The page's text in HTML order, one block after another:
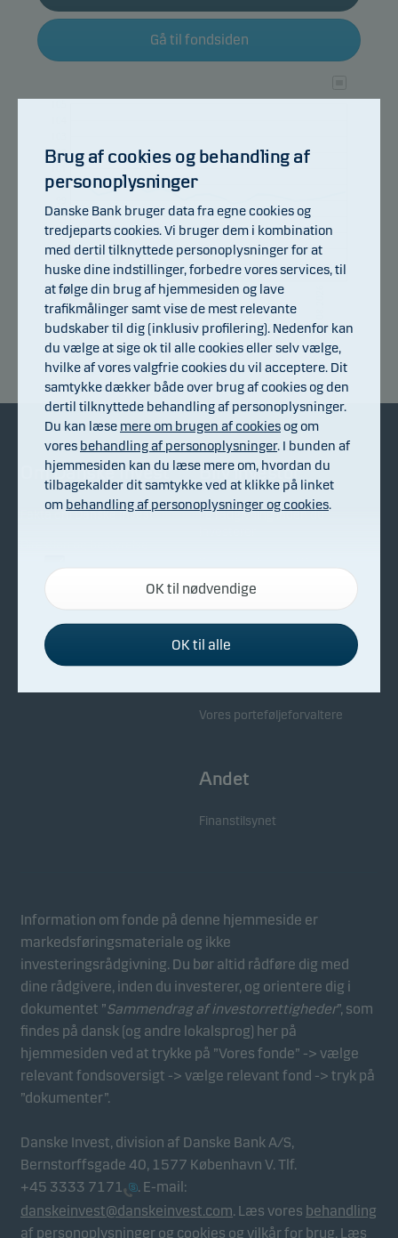
Gå til fondsiden
95
96
97
98
100
102
06.07.2026 10.07.2026 16.07.2026 22.07.2026 28.07.2026
Afkastindeks
Om Danske Invest
Fakta om Danske Invest
Generalforsamling
Bekæmpelse af økonomisk
kriminalitet
Bliv investor
Få rådgivning inden du
Kontakt os
Samarbejdspartnere
Vores porteføljeforvaltere
Andet
Finanstilsynet
Information om fonde på denne hjemmeside er
markedsføringsmateriale og ikke
investeringsrådgivning. Du bør altid rådføre dig med
dine rådgivere, inden du investerer, og orientere dig i
dokumentet ”Sammendrag af investorrettigheder”, som
findes på dansk (og andre lokalsprog) her på
hjemmesiden ved at trykke på ”Vores fonde” -> vælge
relevant fondsoversigt -> vælge relevant fond -> tryk på
”dokumenter”.
Danske Invest, division af Danske Bank A/S,
Bernstorffsgade 40, 1577 København V. Tlf.
+45 3333 7171
. E-mail:
danskeinvest@danskeinvest.com. Læs vores behandling
af personoplysninger og cookies og vilkår for brug. Læs
Brug af cookies og behandling af
personoplysninger
Danske Bank bruger data fra egne cookies og
tredjeparts cookies. Vi bruger dem i kombination
med dertil tilknyttede personoplysninger for at
huske dine indstillinger, forbedre vores services, til
at følge din brug af hjemmesiden og lave
trafikmålinger samt vise de mest relevante
budskaber til dig (inklusiv profilering). Nedenfor kan
du vælge at sige ok til alle cookies eller selv vælge,
hvilke af vores valgfrie cookies du vil acceptere. Dit
samtykke dækker både over brug af cookies og den
dertil tilknyttede behandling af personoplysninger.
Du kan læse mere om brugen af cookiesog om
vores behandling af personoplysninger. I bunden af
hjemmesiden kan du læse mere om, hvordan du
tilbagekalder dit samtykke ved at klikke på linket
om behandling af personoplysninger og cookies.
Nødvendige
Disse cookies hjælper med at sikre, at vores
hjemmeside fungerer ved at aktivere
grundlæggende funktioner som for eksempel
sidenavigation og adgang til sikre områder på
hjemmesiden at huske dine valg af indstillinger.
optimere effektiviteten for vores hjemmeside.
Marketing
Disse cookies gør det muligt for os at identificere dig
(din enhed) og profilere din adfærd, så vi kan levere
det mest relevante indhold til dig.
OK til nødvendige
OK til alle